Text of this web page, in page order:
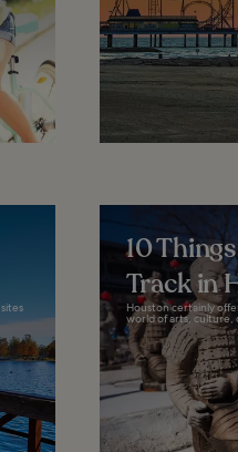
10
Track in
Houston certainly
world of arts, culture,